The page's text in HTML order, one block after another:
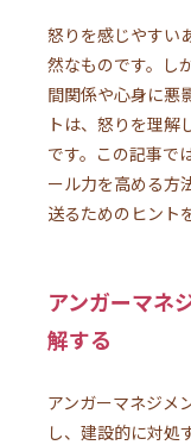
怒りを感じやすい
然なものです。し
間関係や心身に悪
トは、怒りを理解
です。この記事で
ール力を高める方
送るためのヒント
アンガーマネ
解する
アンガーマネジメ
し、建設的に対処